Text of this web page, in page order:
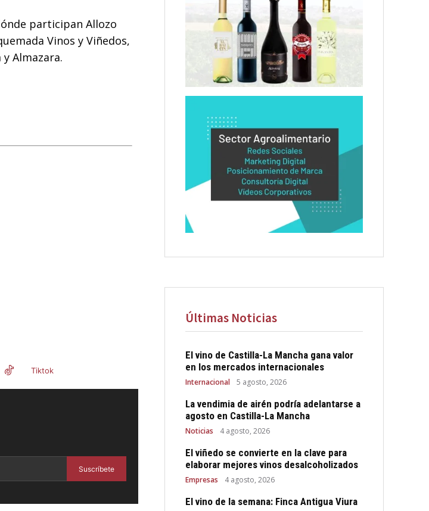
participan Allozo
Vinos y Viñedos,
Almazara.
Tiktok
Suscríbete
Últimas Noticias
El vino de Castilla-La Mancha gana valor
en los mercados internacionales
Internacional 5 agosto, 2026
La vendimia de airén podría adelantarse a
agosto en Castilla-La Mancha
Noticias 4 agosto, 2026
El viñedo se convierte en la clave para
elaborar mejores vinos desalcoholizados
Empresas 4 agosto, 2026
El vino de la semana: Finca Antigua Viura